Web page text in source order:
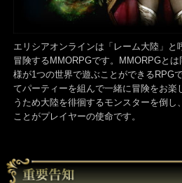
エリシアオンラインは「レーム大陸
冒険するMMORPGです。MMORPG
てパーティーを組んで一緒に冒険を
うため大陸を徘徊するモンスターを